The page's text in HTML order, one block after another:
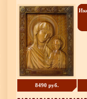
8490 руб.